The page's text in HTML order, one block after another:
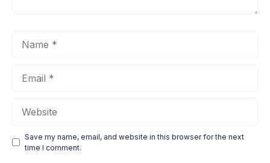
Save my name, email, and website in this browser for the next
time I comment.